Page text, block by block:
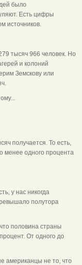
было
Есть цифры
источников.
тысяч 966 человек. Но
и колоний
Земскову или
получается. То есть,
менее одного процента
у нас никогда
полутора
половина страны
От одного до
американцы не то, что